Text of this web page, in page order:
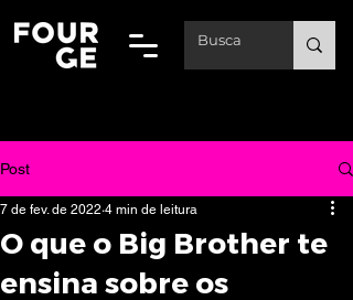
Post
O que o Big Brother te
ensina sobre os
7 de fev. de 2022 4 min de leitura